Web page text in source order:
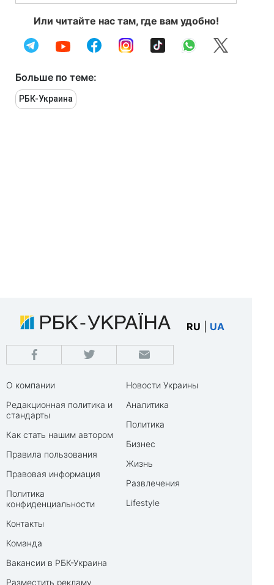
Или читайте нас там, где вам удобно!
Больше по теме:
РБК-Украина
RU UA
О компании
Редакционная политика и
стандарты
Как стать нашим автором
Правила пользования
Правовая информация
Политика
конфиденциальности
Контакты
Команда
Вакансии в РБК-Украина
Разместить рекламу
Новости Украины
Аналитика
Политика
Бизнес
Жизнь
Развлечения
Lifestyle